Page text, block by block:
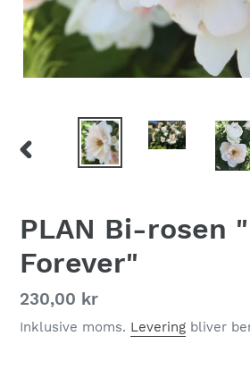
FORRIGE
PLAN Bi-rosen
Forever"
Normalpris
230,00 kr
Inklusive moms. Levering bliver